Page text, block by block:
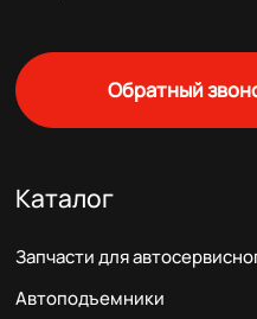
Обратный
Каталог
Запчасти для
Автоподъемники